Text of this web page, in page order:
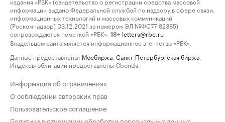
информации выдано Федеральной службой по надзору в сфере связи,
информационных технологий и массовых коммуникаций
(Роскомнадзор) 03.12.2021 за номером ЭЛ №ФС77-82385)
сопровождаются пометкой «РБК».
18+ letters@rbc.ru
Владельцем сайта является информационное агентство «РБК».
Данные предоставлены: Мосбиржа Санкт-Петербургская биржа
Индексы облигаций предоставлены Cbonds.
Информация об ограничениях
О соблюдении авторских прав
Пользовательское соглашение